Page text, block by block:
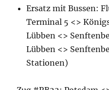
Ersatz mit Bussen:
Terminal 5 <>
Lübben <>
Lübben <>
Stationen)